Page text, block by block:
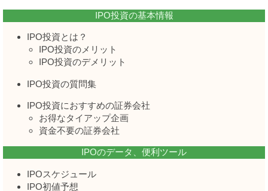
IPO投資の基本情報
IPO投資とは？
IPO投資のメリット
IPO投資のデメリット
IPO投資の質問集
IPO投資におすすめの証券会社
お得なタイアップ企画
資金不要の証券会社
IPOのデータ、便利ツール
IPOスケジュール
IPO初値予想